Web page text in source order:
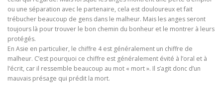
ou une séparation avec le partenaire, cela est douloureux et fait
trébucher beaucoup de gens dans le malheur. Mais les anges seront
toujours là pour trouver le bon chemin du bonheur et le montrer à leurs
protégés.
En Asie en particulier, le chiffre 4 est généralement un chiffre de
malheur. C’est pourquoi ce chiffre est généralement évité à l’oral et à
l’écrit, car il ressemble beaucoup au mot « mort ». Il s’agit donc d’un
mauvais présage qui prédit la mort.